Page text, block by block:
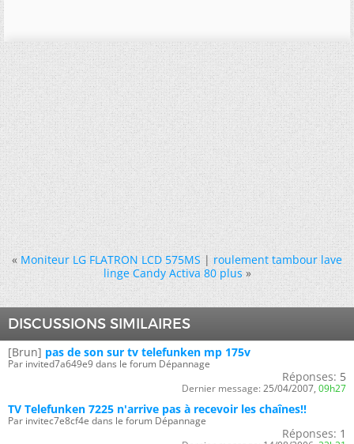
« Moniteur LG FLATRON LCD 575MS|roulement tambour lave
linge Candy Activa 80 plus »
DISCUSSIONS SIMILAIRES
[Brun] pas de son sur tv telefunken mp 175v
Par invited7a649e9 dans le forum Dépannage
Réponses: 5
Dernier message: 25/04/2007, 09h27
TV Telefunken 7225 n'arrive pas à recevoir les chaînes!!
Par invitec7e8cf4e dans le forum Dépannage
Réponses: 1